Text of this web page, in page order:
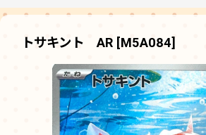
トサキント AR [M5A084]